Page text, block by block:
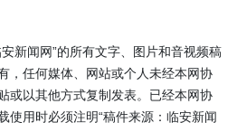
新闻网”的所有文字、图片和音视频稿
，任何媒体、网站或个人未经本网协
或以其他方式复制发表。已经本网协
使用时必须注明“稿件来源：临安新闻